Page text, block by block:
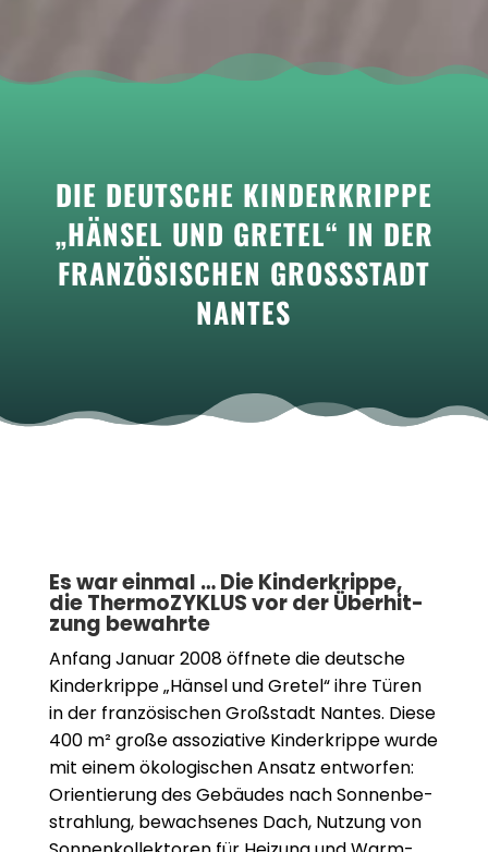
DIE DEUT­SCHE KIN­DER­KRIPPE
„HÄN­SEL UND GRE­TEL“ IN DER
FRAN­ZÖ­SI­SCHEN GROSS­STADT N
AN­TES
Es war ein­mal … Die Kin­der­krippe,
die ThermoZYKLUS vor der Über­hit­
zung bewahrte
Anfang Januar 2008 öff­nete die deut­sche
Kin­der­krippe „Hän­sel und Gre­tel“ ihre Türen
in der fran­zö­si­schen Groß­stadt Nan­tes. Diese
400 m² große asso­zia­tive Kin­der­krippe wurde
mit einem öko­lo­gi­schen Ansatz ent­wor­fen:
Ori­en­tie­rung des Gebäu­des nach Son­nen­be­
strah­lung, bewach­se­nes Dach, Nut­zung von